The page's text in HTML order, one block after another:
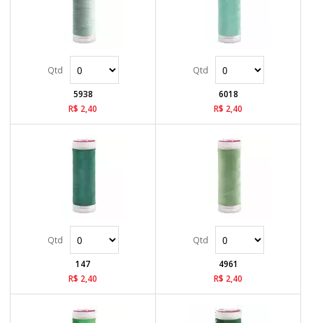
5938
R$ 2,40
6018
R$ 2,40
147
R$ 2,40
4961
R$ 2,40